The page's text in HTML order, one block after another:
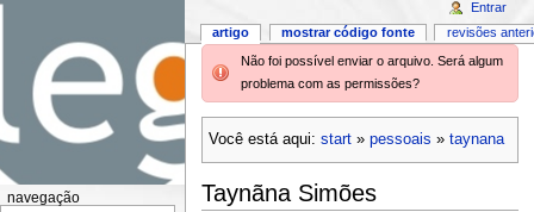
Não foi possível enviar o arquivo. Será algum
problema com as permissões?
Você está aqui: start» pessoais » taynana
Taynãna Simões
artigo mostrar código fonte revisões
Entrar
navegação